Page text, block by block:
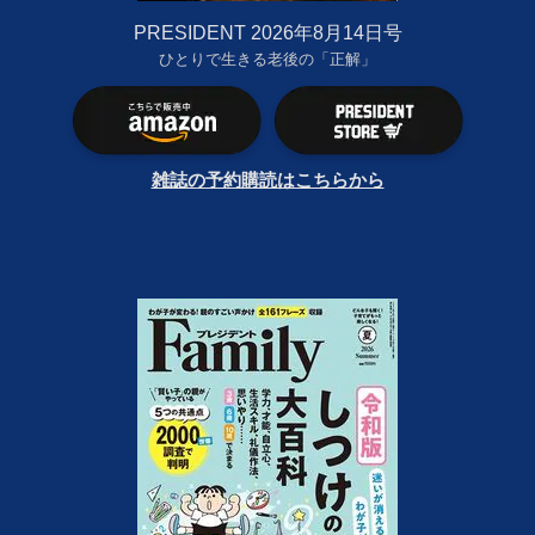
PRESIDENT 2026年8月14日号
ひとりで生きる老後の「正解」
雑誌の予約購読はこちらから